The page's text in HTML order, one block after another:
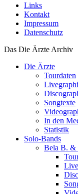
Links
Kontakt
Impressum
Datenschutz
Das Die Ärzte Archiv
Die Ärzte
Tourdaten
Songtexte
In den
Statistik
Solo-Bands
Bela B. &